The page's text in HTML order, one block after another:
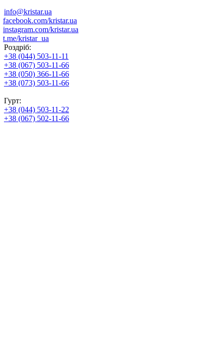
info@kristar.ua
facebook.com/kristar.ua
instagram.com/kristar.ua
t.me/kristar_ua
Роздріб:
+38 (044) 503-11-11
+38 (067) 503-11-66
+38 (050) 366-11-66
+38 (073) 503-11-66
Гурт:
+38 (044) 503-11-22
+38 (067) 502-11-66